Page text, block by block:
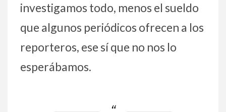
investigamos todo, menos el sueldo
que algunos periódicos ofrecen a los
reporteros, ese sí que no nos lo
esperábamos.